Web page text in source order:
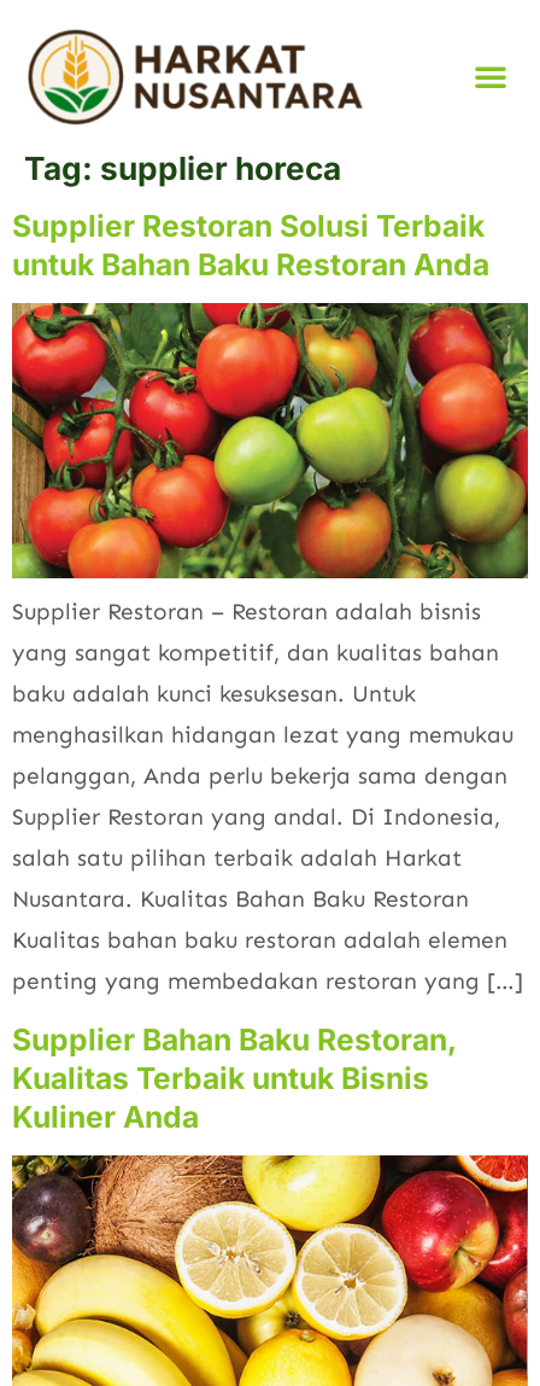
Tag: supplier horeca
Supplier Restoran Solusi Terbaik
untuk Bahan Baku Restoran Anda
Supplier Restoran – Restoran adalah bisnis
yang sangat kompetitif, dan kualitas bahan
baku adalah kunci kesuksesan. Untuk
menghasilkan hidangan lezat yang memukau
pelanggan, Anda perlu bekerja sama dengan
Supplier Restoran yang andal. Di Indonesia,
salah satu pilihan terbaik adalah Harkat
Nusantara. Kualitas Bahan Baku Restoran
Kualitas bahan baku restoran adalah elemen
penting yang membedakan restoran yang […]
Supplier Bahan Baku Restoran,
Kualitas Terbaik untuk Bisnis
Kuliner Anda